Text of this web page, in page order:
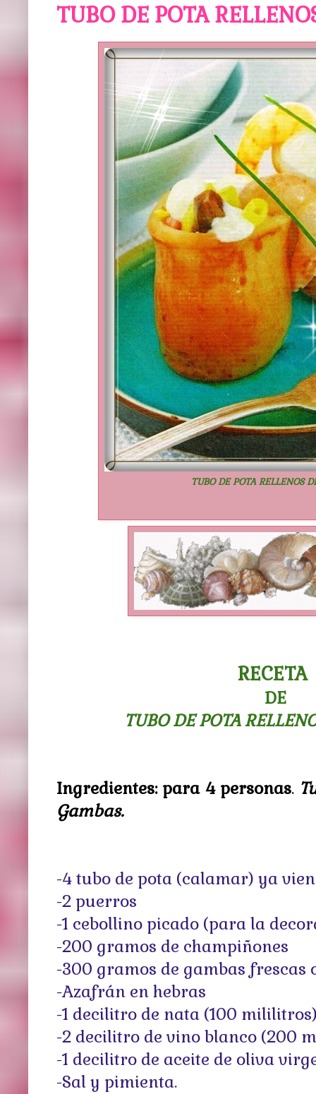
TUBO DE POTA
TUBO DE POTA RELLENOS
RECETA
DE
TUBO DE POTA
Ingredientes: para 4 personas.
Gambas.
-4 tubo de pota (calamar) ya
-2 puerros
-1 cebollino picado (para la
-200 gramos de champiñones
-300 gramos de gambas frescas
-Azafrán en hebras
-1 decilitro de nata (100
-2 decilitro de vino blanco (200
-1 decilitro de aceite de oliva
-Sal y pimienta.